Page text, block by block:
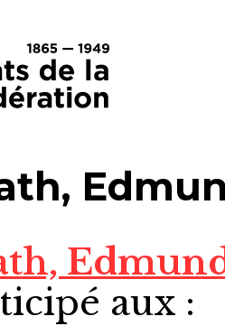
aux :